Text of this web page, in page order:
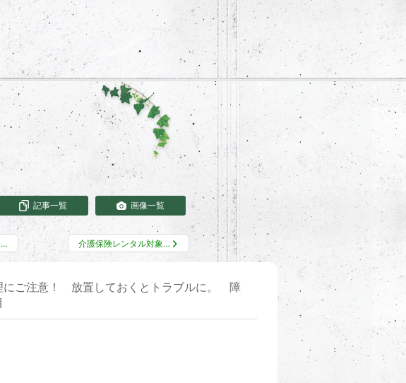
記事一覧 画像一覧
… 介護保険レンタル対象…
にご注意！ 放置しておくとトラブルに。 障